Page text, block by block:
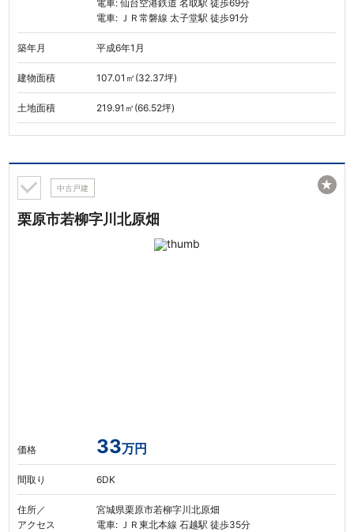
電車: 仙台空港鉄道 名取駅 徒歩69分
電車: ＪＲ常磐線 太子堂駅 徒歩91分
築年月 平成6年1月
建物面積 107.01㎡(32.37坪)
土地面積 219.91㎡(66.52坪)
中古戸建
栗原市若柳字川北原畑
価格 33万円
間取り 6DK
住所／
アクセス
宮城県栗原市若柳字川北原畑
電車: ＪＲ東北本線 石越駅 徒歩35分
★